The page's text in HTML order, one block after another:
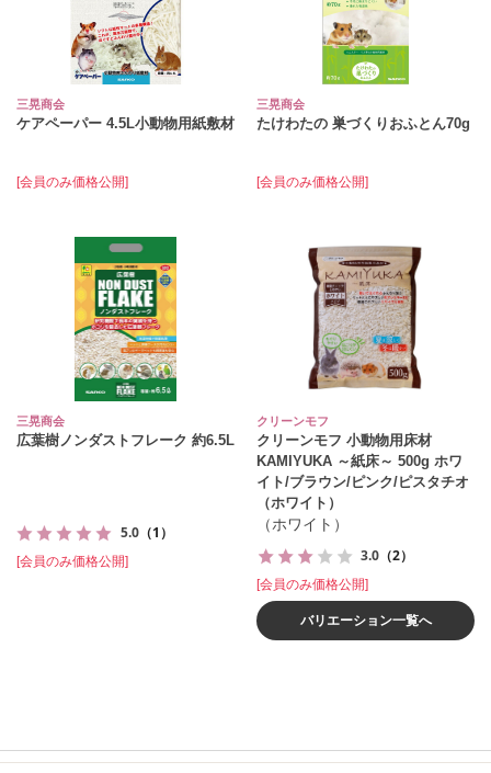
三晃商会
ケアペーパー 4.5L小動物用紙敷材
[会員のみ価格公開]
三晃商会
たけわたの 巣づくりおふとん70g
[会員のみ価格公開]
三晃商会
広葉樹ノンダストフレーク 約6.5L
5.0 （1）
[会員のみ価格公開]
クリーンモフ
クリーンモフ 小動物用床材
KAMIYUKA ～紙床～ 500g ホワ
イト/ブラウン/ピンク/ピスタチオ
（ホワイト）
（ホワイト）
3.0 （2）
[会員のみ価格公開]
バリエーション一覧へ